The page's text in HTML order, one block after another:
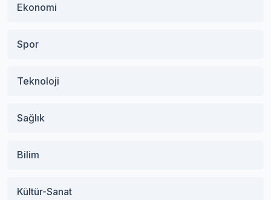
Ekonomi
Spor
Teknoloji
Sağlık
Bilim
Kültür-Sanat